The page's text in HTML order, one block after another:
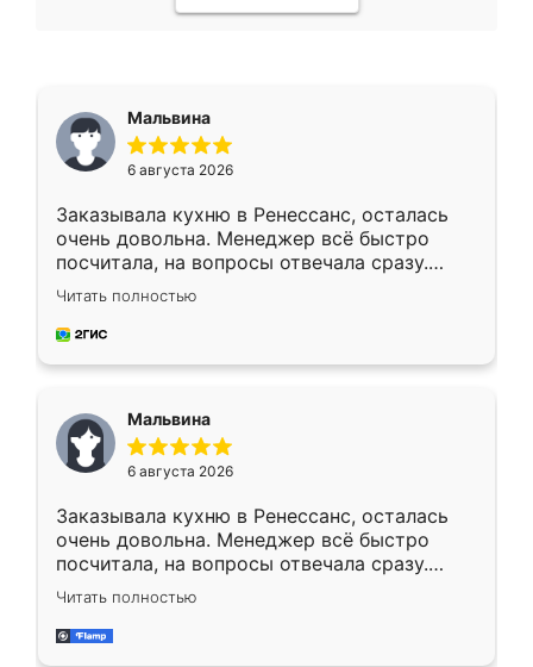
Мальвина
6 августа 2026
Заказывала кухню в Ренессанс, осталась
очень довольна. Менеджер всё быстро
посчитала, на вопросы отвечала сразу.
Замерщик приехал в субботу, подошёл к
делу со всей ответственностью. Собрали
за день, ребята работали аккуратно, даже
Читать полностью
Мальвина
6 августа 2026
Заказывала кухню в Ренессанс, осталась
очень довольна. Менеджер всё быстро
посчитала, на вопросы отвечала сразу.
Замерщик приехал в субботу, подошёл к
делу со всей ответственностью. Собрали
за день, ребята работали аккуратно, даже
Читать полностью